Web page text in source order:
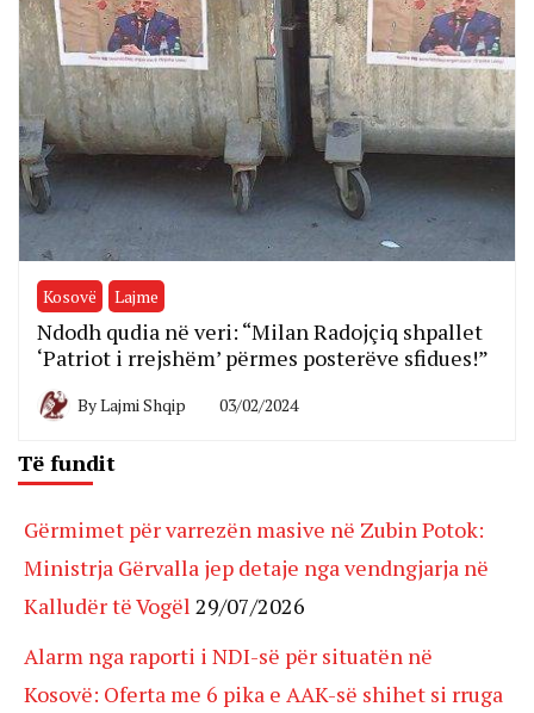
Kosovë Lajme
Ndodh qudia në veri: “Milan Radojçiq shpallet
‘Patriot i rrejshëm’ përmes posterëve sfidues!”
ByLajmi Shqip 03/02/2024
Të fundit
Gërmimet për varrezën masive në Zubin Potok:
Ministrja Gërvalla jep detaje nga vendngjarja në
Kalludër të Vogël 29/07/2026
Alarm nga raporti i NDI-së për situatën në
Kosovë: Oferta me 6 pika e AAK-së shihet si rruga